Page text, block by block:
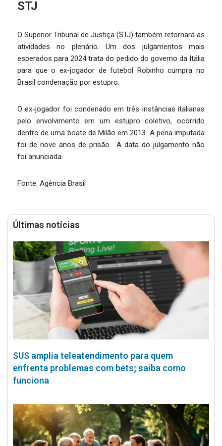
STJ
O Superior Tribunal de Justiça (STJ) também retornará as
atividades no plenário. Um dos julgamentos mais
esperados para 2024 trata do pedido do governo da Itália
para que o ex-jogador de futebol Robinho cumpra no
Brasil condenação por estupro.
O ex-jogador foi condenado em três instâncias italianas
pelo envolvimento em um estupro coletivo, ocorrido
dentro de uma boate de Milão em 2013. A pena imputada
foi de nove anos de prisão. A data do julgamento não
foi anunciada.
Fonte: Agência Brasil
Últimas notícias
SUS amplia teleatendimento para quem
enfrenta problemas com bets; saiba como
funciona